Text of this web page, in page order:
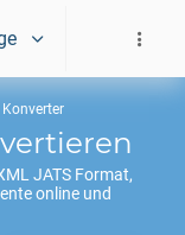
Konverter
JATS Format,
online und